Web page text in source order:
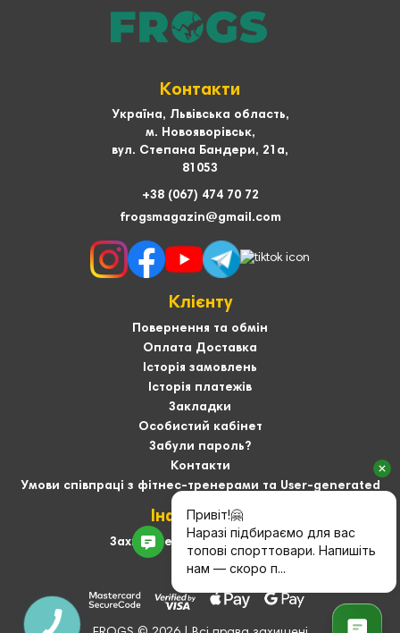
Контакти
Україна, Львівська область,
м. Новояворівськ,
вул. Степана Бандери, 21а,
81053
+38 (067) 474 70 72
frogsmagazin@gmail.com
Клієнту
Повернення та обмін
Оплата Доставка
Історія замовлень
Історія платежів
Закладки
Особистий кабінет
Забули пароль?
Контакти
Умови співпраці з фітнес-тренерами та User-generated
Інформація
Захист персональних даних